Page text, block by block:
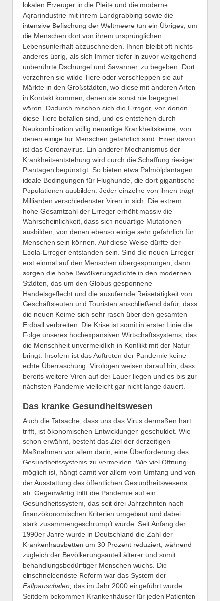
lokalen Erzeuger in die Pleite und die moderne
Agrarindustrie mit ihrem Landgrabbing sowie die
intensive Befischung der Weltmeere tun ein Übriges, um
die Menschen dort von ihrem ursprünglichen
Lebensunterhalt abzuschneiden. Ihnen bleibt oft nichts
anderes übrig, als sich immer tiefer in zuvor weitgehend
unberührte Dschungel und Savannen zu begeben. Dort
verzehren sie wilde Tiere oder verschleppen sie auf
Märkte in den Großstädten, wo diese mit anderen Arten
in Kontakt kommen, denen sie sonst nie begegnet
wären. Dadurch mischen sich die Erreger, von denen
diese Tiere befallen sind, und es entstehen durch
Neukombination völlig neuartige Krankheitskeime, von
denen einige für Menschen gefährlich sind. Einer davon
ist das Coronavirus. Ein anderer Mechanismus der
Krankheitsentstehung wird durch die Schaffung riesiger
Plantagen begünstigt. So bieten etwa Palmölplantagen
ideale Bedingungen für Flughunde, die dort gigantische
Populationen ausbilden. Jeder einzelne von ihnen trägt
Milliarden verschiedenster Viren in sich. Die extrem
hohe Gesamtzahl der Erreger erhöht massiv die
Wahrscheinlichkeit, dass sich neuartige Mutationen
ausbilden, von denen ebenso einige sehr gefährlich für
Menschen sein können. Auf diese Weise dürfte der
Ebola-Erreger entstanden sein. Sind die neuen Erreger
erst einmal auf den Menschen übergesprungen, dann
sorgen die hohe Bevölkerungsdichte in den modernen
Städten, das um den Globus gesponnene
Handelsgeflecht und die ausufernde Reisetätigkeit von
Geschäftsleuten und Touristen anschließend dafür, dass
die neuen Keime sich sehr rasch über den gesamten
Erdball verbreiten. Die Krise ist somit in erster Linie die
Folge unseres hochexpansiven Wirtschaftssystems, das
die Menschheit unvermeidlich in Konflikt mit der Natur
bringt. Insofern ist das Auftreten der Pandemie keine
echte Überraschung. Virologen weisen darauf hin, dass
bereits weitere Viren auf der Lauer liegen und es bis zur
nächsten Pandemie vielleicht gar nicht lange dauert.
Das kranke Gesundheitswesen
Auch die Tatsache, dass uns das Virus dermaßen hart
trifft, ist ökonomischen Entwicklungen geschuldet. Wie
schon erwähnt, besteht das Ziel der derzeitigen
Maßnahmen vor allem darin, eine Überforderung des
Gesundheitssystems zu vermeiden. Wie viel Öffnung
möglich ist, hängt damit vor allem vom Umfang und von
der Ausstattung des öffentlichen Gesundheitswesens
ab. Gegenwärtig trifft die Pandemie auf ein
Gesundheitssystem, das seit drei Jahrzehnten nach
finanzökonomischen Kriterien umgebaut und dabei
stark zusammengeschrumpft wurde. Seit Anfang der
1990er Jahre wurde in Deutschland die Zahl der
Krankenhausbetten um 30 Prozent reduziert, während
zugleich der Bevölkerungsanteil älterer und somit
behandlungsbedürftiger Menschen wuchs. Die
einschneidendste Reform war das System der
Fallpauschalen, das im Jahr 2000 eingeführt wurde.
Seitdem bekommen Krankenhäuser für jeden Patienten